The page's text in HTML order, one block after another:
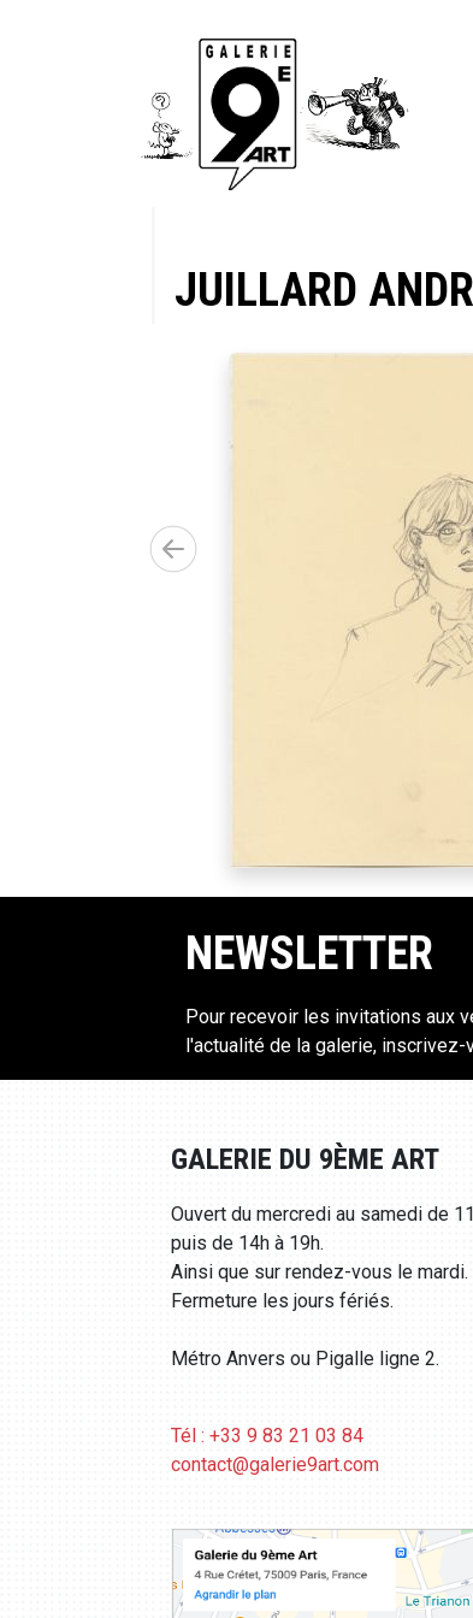
JUILLARD
NEWSLETTER
Pour recevoir les invitations aux
l'actualité de la galerie,
GALERIE DU 9ÈME ART
Ouvert du mercredi au samedi de
puis de 14h à 19h.
Ainsi que sur rendez-vous le mardi.
Fermeture les jours fériés.
Métro Anvers ou Pigalle ligne 2.
Tél : +33 9 83 21 03 84
contact@galerie9art.com